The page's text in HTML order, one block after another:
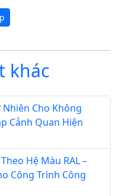
khác
Nhiên Cho Không
Cảnh Quan Hiện
Hệ Màu RAL –
Công Trình Công